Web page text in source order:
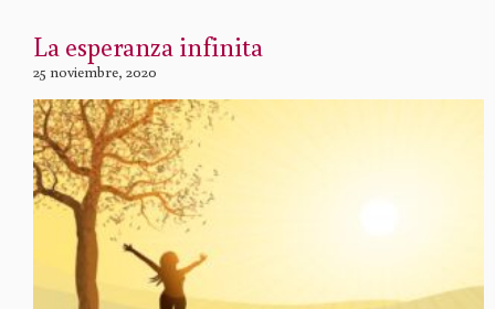
La esperanza infinita
25 noviembre, 2020